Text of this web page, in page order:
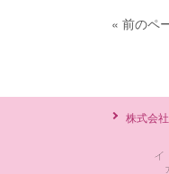
« 前のペ
株式会